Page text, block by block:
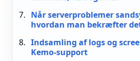
Når serverproblemer
hvordan man bekræfter
Indsamling af logs og
Kemo-support